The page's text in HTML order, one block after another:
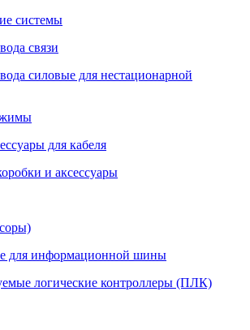
системы
связи
силовые для нестационарной
для кабеля
и аксессуары
для информационной шины
логические контроллеры (ПЛК)